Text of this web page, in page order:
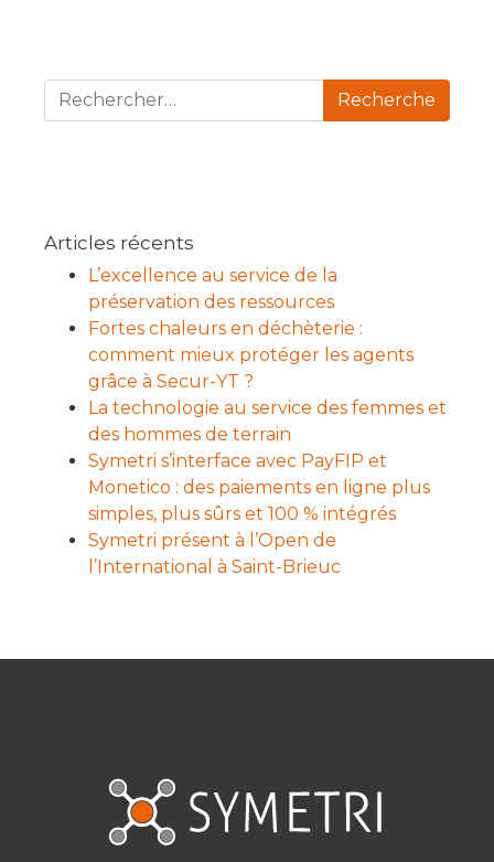
Recherche pour :
Articles récents
L’excellence au service de la
préservation des ressources
Fortes chaleurs en déchèterie :
comment mieux protéger les agents
grâce à Secur-YT ?
La technologie au service des femmes et
des hommes de terrain
Symetri s’interface avec PayFIP et
Monetico : des paiements en ligne plus
simples, plus sûrs et 100 % intégrés
Symetri présent à l’Open de
l’International à Saint-Brieuc